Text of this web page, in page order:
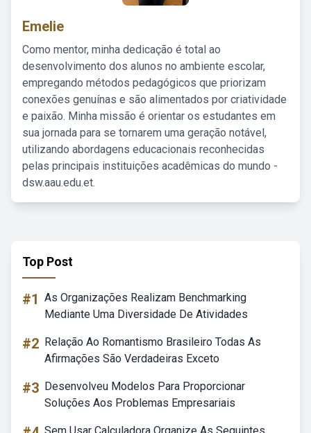
Emelie
Como mentor, minha dedicação é total ao
desenvolvimento dos alunos no ambiente escolar,
empregando métodos pedagógicos que priorizam
conexões genuínas e são alimentados por criatividade
e paixão. Minha missão é orientar os estudantes em
sua jornada para se tornarem uma geração notável,
utilizando abordagens educacionais reconhecidas
pelas principais instituições acadêmicas do mundo -
dsw.aau.edu.et.
Top Post
#1 As Organizações Realizam Benchmarking
Mediante Uma Diversidade De Atividades
#2 Relação Ao Romantismo Brasileiro Todas As
Afirmações São Verdadeiras Exceto
#3 Desenvolveu Modelos Para Proporcionar
Soluções Aos Problemas Empresariais